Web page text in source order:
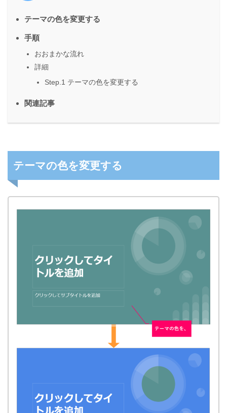
テーマの色を変更する
手順
おおまかな流れ
詳細
Step.1 テーマの色を変更する
関連記事
テーマの色を変更する